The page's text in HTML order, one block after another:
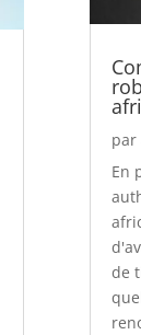
par
En
de